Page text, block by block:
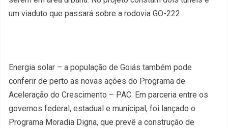
um viaduto que passará sobre a rodovia GO-222.
Energia solar – a população de Goiás também pode
conferir de perto as novas ações do Programa de
Aceleração do Crescimento – PAC. Em parceria entre os
governos federal, estadual e municipal, foi lançado o
Programa Moradia Digna, que prevê a construção de